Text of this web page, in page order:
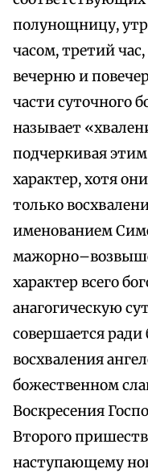
полунощницу,
часом, третий
вечерню и
части суточного
называет
подчеркивая
характер, хотя
только
именованием
характер всего
анагогическую
совершается ради
восхваления
божественном
Воскресения
Второго
наступающему